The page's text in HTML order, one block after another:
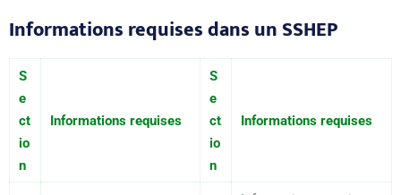
Informations requises dans un SSHEP
S
e
ct
io
n
Informations requises
S
e
ct
io
n
Informations requises